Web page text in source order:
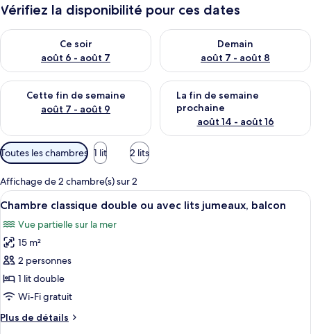
Vérifiez la disponibilité pour ces dates
Ce soir
août 6 - août 7
Vérifier la disponibilité pour ce soir août 6 - août 7
Demain
août 7 - août 8
Vérifier la disponibilité pour
Cette fin de semaine
août 7 - août 9
Vérifier la disponibilité pour cette fin de semaine août 7 -
La fin de semaine
prochaine
août 14 - août 16
Vérifier la disponibilité pour
Filtres
disponibles
pour
les
chambres
Toutes les chambres 1 lit 2 lits
Affichage de 2 chambre(s) sur 2
Afficher
toutes
les
photos
pour
ce
type
chambre :
Une chambre d’hôtel avec un grand
4
Chambre classique double ou avec lits jumeaux, balcon
Vue partielle sur la mer
15 m²
2 personnes
1 lit double
Wi-Fi gratuit
Plus de détails
Plus